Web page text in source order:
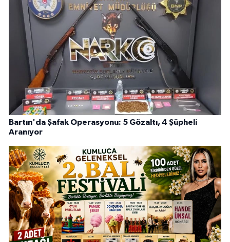
Bartın'da Şafak Operasyonu: 5 Gözaltı, 4 Şüpheli
Aranıyor